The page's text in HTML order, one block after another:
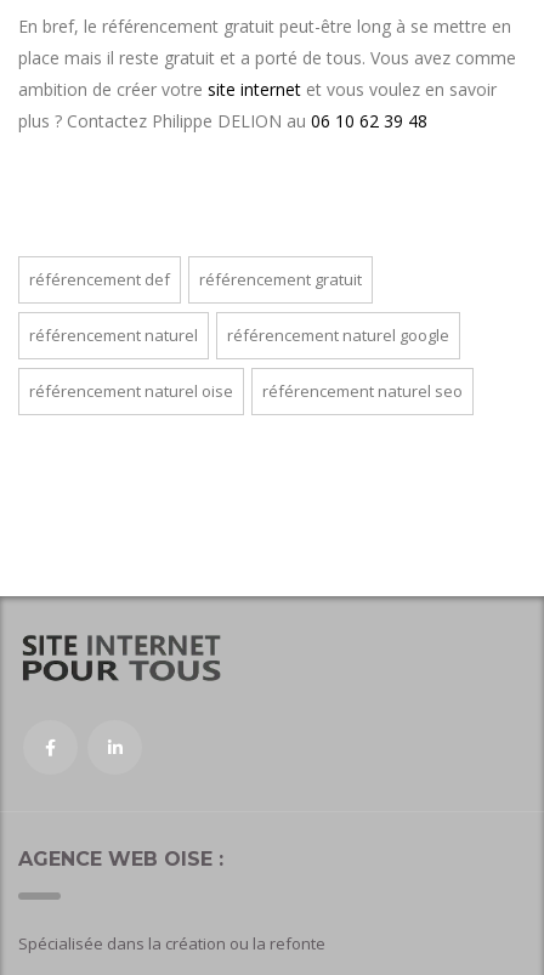
En bref, le référencement gratuit peut-être long à se mettre en
place mais il reste gratuit et a porté de tous. Vous avez comme
ambition de créer votre site internet et vous voulez en savoir
plus ? Contactez Philippe DELION au 06 10 62 39 48
référencement def référencement gratuit
référencement naturel référencement naturel google
référencement naturel oise référencement naturel seo
AGENCE WEB OISE :
Spécialisée dans la création ou la refonte